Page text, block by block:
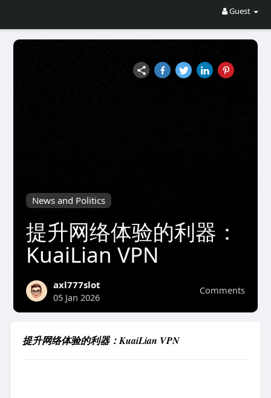
Guest
News and Politics
提升网络体验的利器：
KuaiLian VPN
Comments
axl777slot
05 Jan 2026
提升网络体验的利器：KuaiLian VPN